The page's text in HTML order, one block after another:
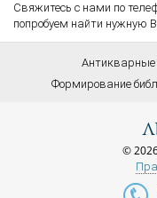
от
Автор
Свяжитесь с нами по
попробуем найти нужную
Антикварные
Формирование
©